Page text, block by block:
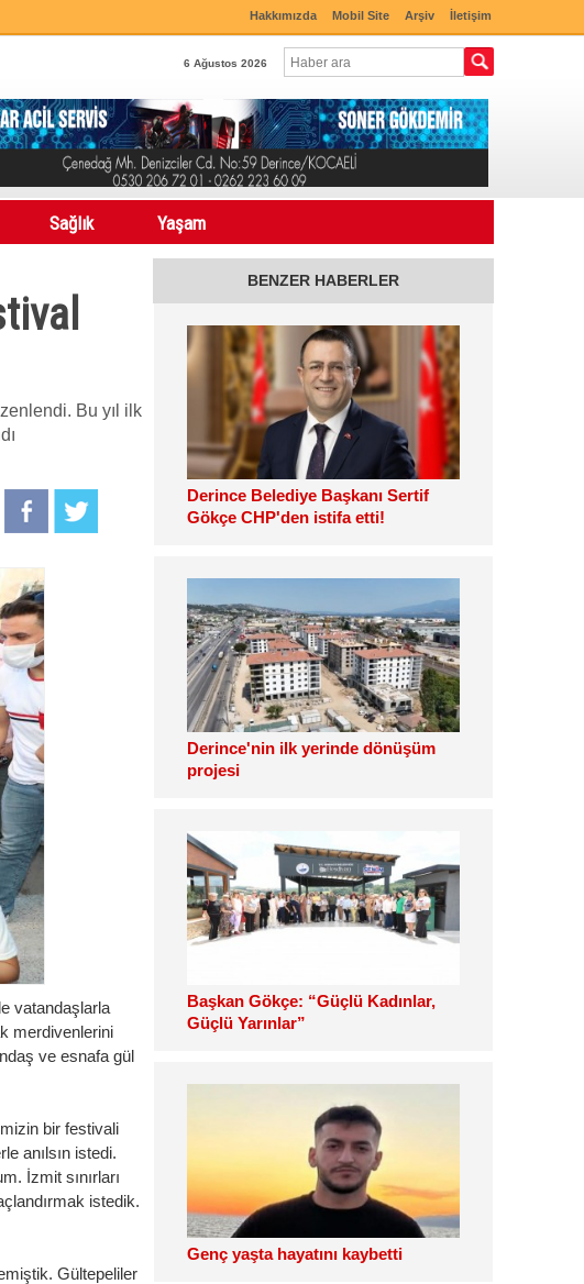
İletişim
Arşiv
Mobil Site
Hakkımızda
6 Ağustos 2026
Sağlık Yaşam
BENZER HABERLER
Derince Belediye Başkanı Sertif
Gökçe CHP'den istifa etti!
Derince'nin ilk yerinde dönüşüm
projesi
Başkan Gökçe: “Güçlü Kadınlar,
Güçlü Yarınlar”
Genç yaşta hayatını kaybetti
Bu yıl ilk
vatandaşlarla
merdivenlerini
ve esnafa gül
bir festivali
anılsın istedi.
İzmit sınırları
istedik.
Gültepeliler